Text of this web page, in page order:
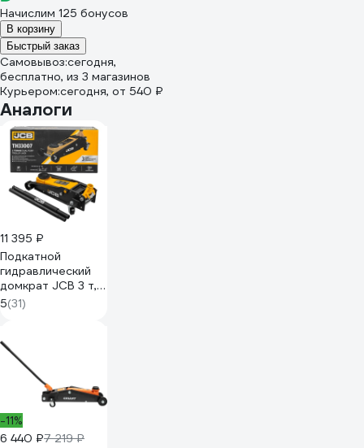
Начислим 125 бонусов
В корзину
Быстрый заказ
Самовывоз:сегодня,
бесплатно, из 3 магазинов
Курьером:сегодня, от 540 ₽
Аналоги
11 395 ₽
Подкатной
гидравлический
домкрат JCB 3 т,
133-465 мм JCB-
TH33007(56951)
5(31)
-11%
6 440 ₽7 219 ₽